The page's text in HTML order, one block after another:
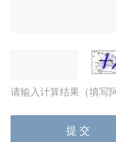
请输入计算结果（填写